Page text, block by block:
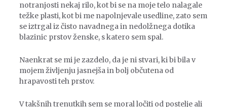
notranjosti nekaj rilo, kot bi se na moje telo nalagale
težke plasti, kot bi me napolnjevale usedline, zato sem
se iztrgal iz čisto navadnega in nedolžnega dotika
blazinic prstov ženske, s katero sem spal.
Naenkrat se mi je zazdelo, da je ni stvari, ki bi bila v
mojem življenju jasnejša in bolj občutena od
hrapavosti teh prstov.
V takšnih trenutkih sem se moral ločiti od postelje ali